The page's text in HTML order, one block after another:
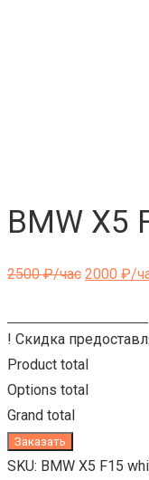
BMW X5
2500₽/час 2000 ₽/
! Скидка
Product total
Options total
Grand total
Заказать
SKU: BMW X5 F15